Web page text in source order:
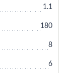
1.1
180
8
6